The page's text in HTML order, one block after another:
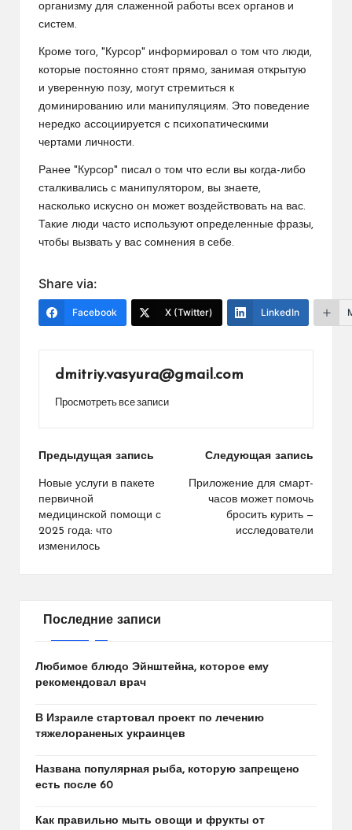
организму для слаженной работы всех органов и
систем.
Кроме того, "Курсор" информировал о том что люди,
которые постоянно стоят прямо, занимая открытую
и уверенную позу, могут стремиться к
доминированию или манипуляциям. Это поведение
нередко ассоциируется с психопатическими
чертами личности.
Ранее "Курсор" писал о том что если вы когда-либо
сталкивались с манипулятором, вы знаете,
насколько искусно он может воздействовать на вас.
Такие люди часто используют определенные фразы,
чтобы вызвать у вас сомнения в себе.
Share via:
Facebook X (Twitter) LinkedIn
dmitriy.vasyura@gmail.com
Просмотреть все записи
Навигация
по
записям
Предыдущая запись
Новые услуги в пакете
первичной
медицинской помощи с
2025 года: что
изменилось
Следующая запись
Приложение для смарт-
часов может помочь
бросить курить —
исследователи
Последние записи
Любимое блюдо Эйнштейна, которое ему
рекомендовал врач
В Израиле стартовал проект по лечению
тяжелораненых украинцев
Названа популярная рыба, которую запрещено
есть после 60
Как правильно мыть овощи и фрукты от